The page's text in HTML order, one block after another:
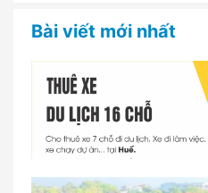
Bài viết mới nhất